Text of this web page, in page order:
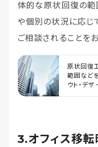
体的な原状回復の範
や個別の状況に応じ
ご相談されることを
原状回復
範囲など
ウト・デ
オフィス移